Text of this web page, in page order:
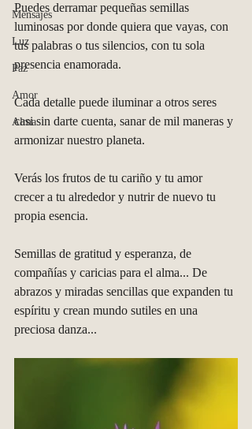
Mensajes
Luz
Paz
Amor
Alma
Puedes derramar pequeñas semillas
luminosas por donde quiera que vayas, con
tus palabras o tus silencios, con tu sola
presencia enamorada.
Cada detalle puede iluminar a otros seres
casi sin darte cuenta, sanar de mil maneras y
armonizar nuestro planeta.
Verás los frutos de tu cariño y tu amor
crecer a tu alrededor y nutrir de nuevo tu
propia esencia.
Semillas de gratitud y esperanza, de
compañías y caricias para el alma... De
abrazos y miradas sencillas que expanden tu
espíritu y crean mundo sutiles en una
preciosa danza...